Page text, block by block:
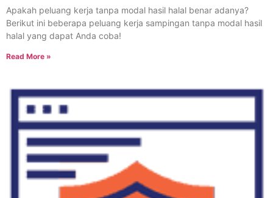
Apakah peluang kerja tanpa modal hasil halal benar adanya?
Berikut ini beberapa peluang kerja sampingan tanpa modal hasil
halal yang dapat Anda coba!
Read More »